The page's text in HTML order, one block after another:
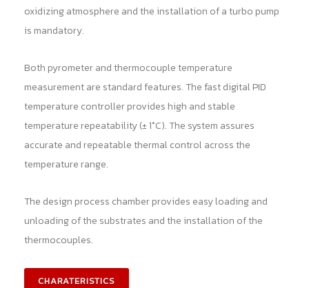
oxidizing atmosphere and the installation of a turbo pump
is mandatory.
Both pyrometer and thermocouple temperature
measurement are standard features. The fast digital PID
temperature controller provides high and stable
temperature repeatability (± 1°C). The system assures
accurate and repeatable thermal control across the
temperature range.
The design process chamber provides easy loading and
unloading of the substrates and the installation of the
thermocouples.
CHARATERISTICS